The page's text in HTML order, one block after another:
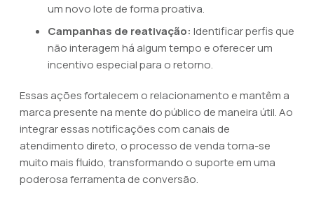
um novo lote de forma proativa.
Campanhas de reativação: Identificar perfis que
não interagem há algum tempo e oferecer um
incentivo especial para o retorno.
Essas ações fortalecem o relacionamento e mantêm a
marca presente na mente do público de maneira útil. Ao
integrar essas notificações com canais de
atendimento direto, o processo de venda torna-se
muito mais fluido, transformando o suporte em uma
poderosa ferramenta de conversão.